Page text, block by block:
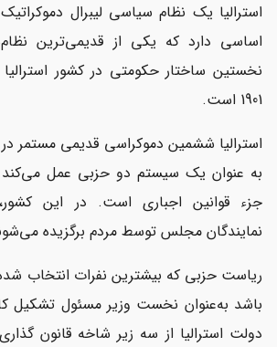
استرالیا یک نظام سیاسی لیبرال
اساسی دارد که یکی از قدیمی‌ترین
نخستین ساختار حکومتی در کشور
1901 است.
استرالیا ششمین دموکراسی قدیمی مستمر
به عنوان یک سیستم دو حزبی عمل می‌کند
جزء قوانین اجباری است. در این
نمایندگان مجلس توسط مردم برگزیده
ریاست حزبی که بیشترین نفرات انتخاب
باشد به‌عنوان نخست ‌وزیر مسئول تشکیل
دولت استرالیا از سه زیر شاخه قانون